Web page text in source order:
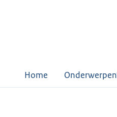
Home Onderwerpen